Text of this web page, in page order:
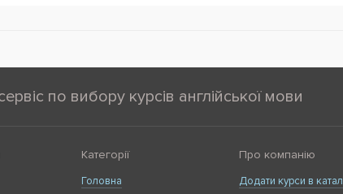
по вибору курсів англійської мови
Категорії
Головна
Про компанію
Додати курси в